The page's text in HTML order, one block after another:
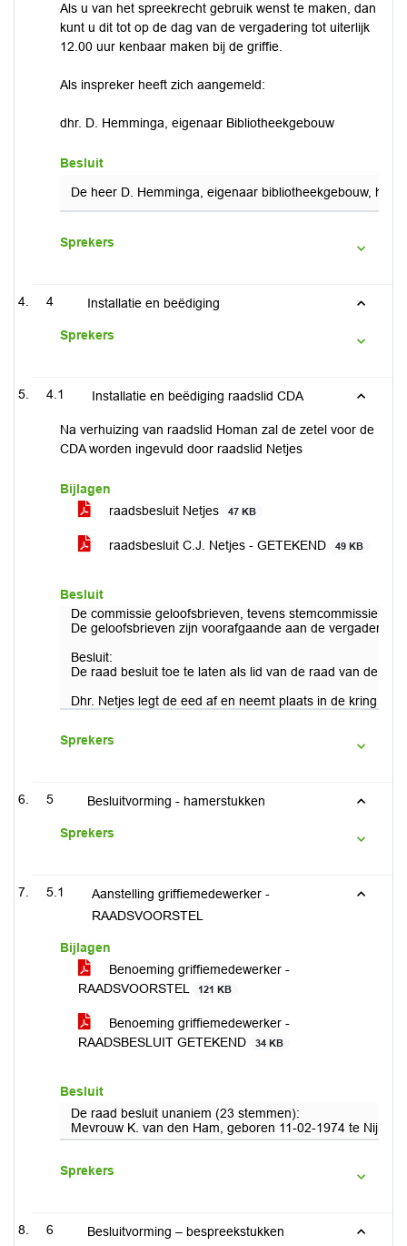
Als u van het spreekrecht gebruik wenst te maken, dan
kunt u dit tot op de dag van de vergadering tot uiterlijk
12.00 uur kenbaar maken bij de griffie.
Als inspreker heeft zich aangemeld:
dhr. D. Hemminga, eigenaar Bibliotheekgebouw
Besluit
De heer D. Hemminga, eigenaar bibliotheekgebouw,
Sprekers
4 Installatie en beëdiging
Sprekers
4.1 Installatie en beëdiging raadslid CDA
Na verhuizing van raadslid Homan zal de zetel voor de
CDA worden ingevuld door raadslid Netjes
Bijlagen
raadsbesluit Netjes
47 KB
raadsbesluit C.J. Netjes - GETEKEND 49 KB
Besluit
De commissie geloofsbrieven, tevens stemcommissie,
De geloofsbrieven zijn voorafgaande aan de
Besluit:
De raad besluit toe te laten als lid van de raad van de
Dhr. Netjes legt de eed af en neemt plaats in de kring van
Sprekers
5 Besluitvorming - hamerstukken
Sprekers
5.1
Aanstelling griffiemedewerker -
RAADSVOORSTEL
Bijlagen
Benoeming griffiemedewerker -
RAADSVOORSTEL
121 KB
Benoeming griffiemedewerker -
RAADSBESLUIT GETEKEND
34 KB
Besluit
De raad besluit unaniem (23 stemmen):
Mevrouw K. van den Ham, geboren 11-02-1974 te
Sprekers
6 Besluitvorming – bespreekstukken